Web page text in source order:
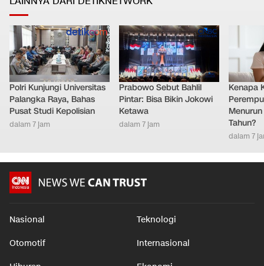
Polri Kunjungi Universitas
Palangka Raya, Bahas
Pusat Studi Kepolisian
dalam 7 jam
Prabowo Sebut Bahlil
Pintar: Bisa Bikin Jokowi
Ketawa
dalam 7 jam
Kenapa
Tahun?
dalam 7
Nasional Teknologi
Otomotif Internasional